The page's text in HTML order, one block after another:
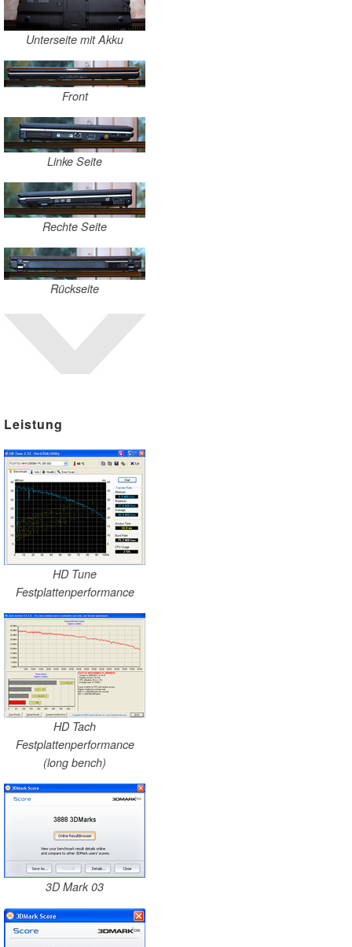
Unterseite mit Akku
Front
Linke Seite
Rechte Seite
Rückseite
Leistung
HD Tune
Festplattenperformance
HD Tach
Festplattenperformance
(long bench)
3D Mark 03